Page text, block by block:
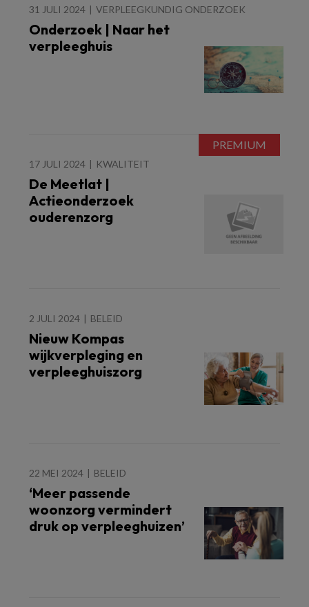
31 JULI 2024 VERPLEEGKUNDIG ONDERZOEK
Onderzoek | Naar het
verpleeghuis
17 JULI 2024 KWALITEIT
De Meetlat |
Actieonderzoek
ouderenzorg
2 JULI 2024 BELEID
Nieuw Kompas
wijkverpleging en
verpleeghuiszorg
22 MEI 2024 BELEID
‘Meer passende
woonzorg vermindert
druk op verpleeghuizen’